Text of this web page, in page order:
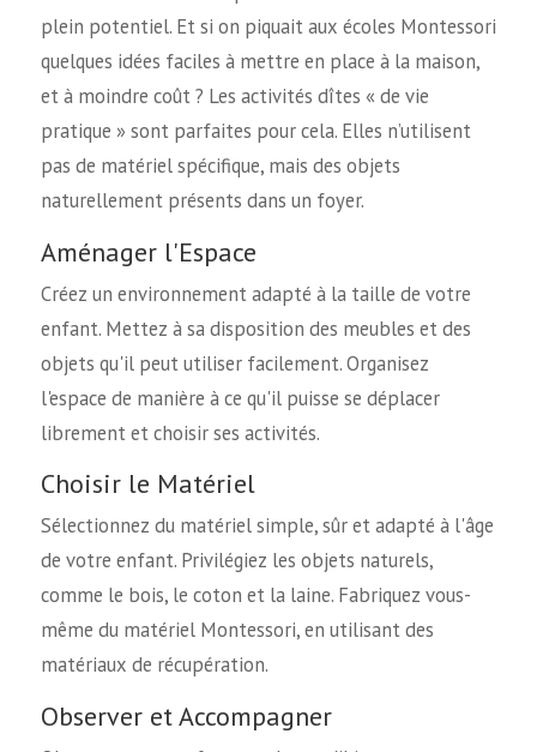
plein potentiel. Et si on piquait aux écoles Montessori
quelques idées faciles à mettre en place à la maison,
et à moindre coût ? Les activités dîtes « de vie
pratique » sont parfaites pour cela. Elles n’utilisent
pas de matériel spécifique, mais des objets
naturellement présents dans un foyer.
Aménager l'Espace
Créez un environnement adapté à la taille de votre
enfant. Mettez à sa disposition des meubles et des
objets qu'il peut utiliser facilement. Organisez
l'espace de manière à ce qu'il puisse se déplacer
librement et choisir ses activités.
Choisir le Matériel
Sélectionnez du matériel simple, sûr et adapté à l'âge
de votre enfant. Privilégiez les objets naturels,
comme le bois, le coton et la laine. Fabriquez vous-
même du matériel Montessori, en utilisant des
matériaux de récupération.
Observer et Accompagner